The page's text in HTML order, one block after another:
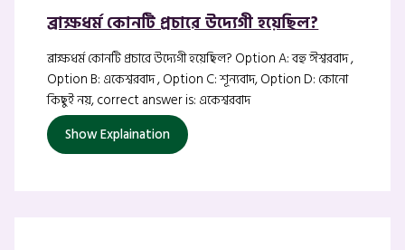
ব্রাক্ষধর্ম কোনটি প্রচারে উদ্যেগী হয়েছিল?
ব্রাক্ষধর্ম কোনটি প্রচারে উদ্যেগী হয়েছিল? Option A: বহু ঈশ্বরবাদ ,
Option B: একেশ্বরবাদ , Option C: শূন্যবাদ, Option D: কোনো
কিছুই নয়, correct answer is: একেশ্বরবাদ
Show Explaination